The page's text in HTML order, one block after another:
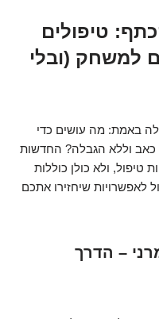
טיפולים
למשחק (ובלי
באמת: מה עושים כדי
כאב וללא הגבלה? החדשות
טיפול, ולא כולן כוללות
לאפשרויות שיחזירו אתכם
– הדרך